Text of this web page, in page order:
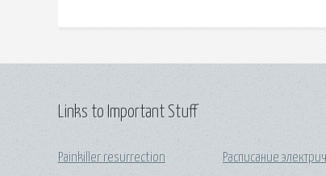
Links to Important Stuff
Painkiller resurrection
Расписание